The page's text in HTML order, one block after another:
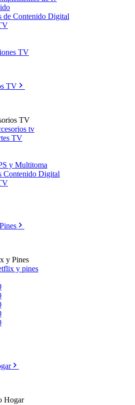
de Contenido Digital
TV
TV
TV
tv
TV
y Multitoma
Contenido Digital
y Pines
y pines
Hogar